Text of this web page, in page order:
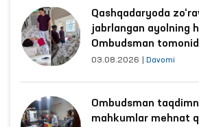
Qashqadaryoda
jabrlangan ayolning
Ombudsman
03.08.2026 Davomi
Ombudsman
mahkumlar mehnat